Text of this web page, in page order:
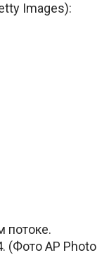
Images):
потоке.
(Фото AP Photo